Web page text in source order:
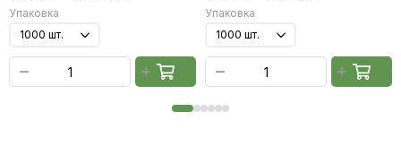
Упаковка
Упаковка